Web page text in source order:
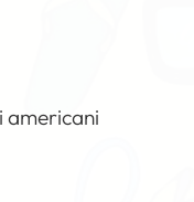
americani